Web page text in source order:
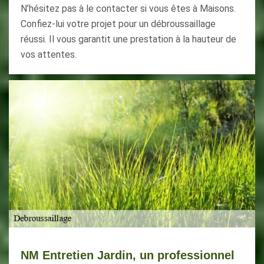
N’hésitez pas à le contacter si vous êtes à Maisons.
Confiez-lui votre projet pour un débroussaillage
réussi. Il vous garantit une prestation à la hauteur de
vos attentes.
NM Entretien Jardin, un professionnel